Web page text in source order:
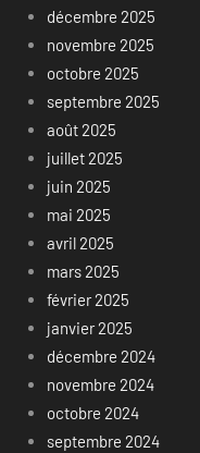
décembre 2025
novembre 2025
octobre 2025
septembre 2025
août 2025
juillet 2025
juin 2025
mai 2025
avril 2025
mars 2025
février 2025
janvier 2025
décembre 2024
novembre 2024
octobre 2024
septembre 2024